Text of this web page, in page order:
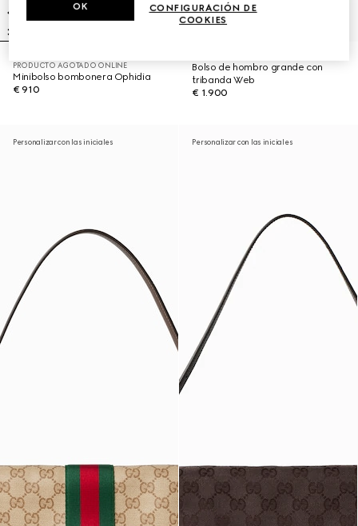
PRODUCTO AGOTADO ONLINE
Minibolso bombonera Ophidia
€ 910
Bolso de hombro grande con
tribanda Web
€ 1.900
Personalizar con las iniciales Personalizar con las iniciales
CONFIGURACIÓN DE
COOKIES
OK